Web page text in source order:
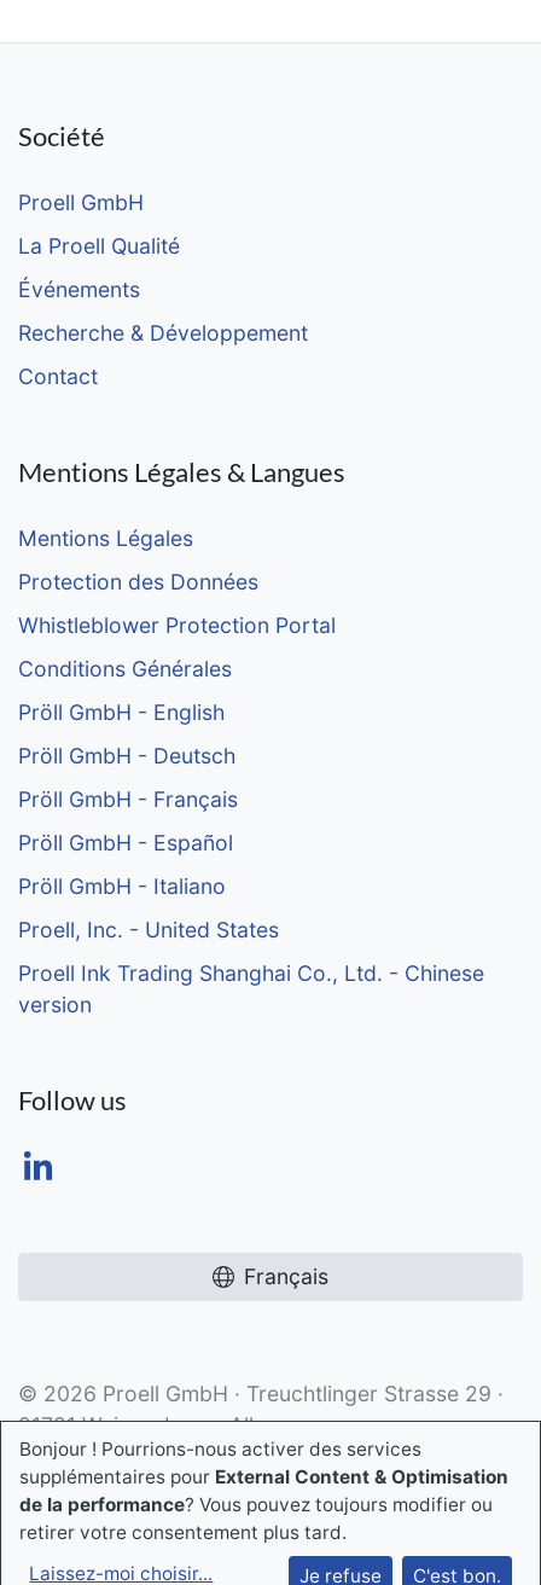
Société
Proell GmbH
La Proell Qualité
Événements
Recherche & Développement
Contact
Mentions Légales & Langues
Mentions Légales
Protection des Données
Whistleblower Protection Portal
Conditions Générales
Pröll GmbH - English
Pröll GmbH - Deutsch
Pröll GmbH - Français
Pröll GmbH - Español
Pröll GmbH - Italiano
Proell, Inc. - United States
Proell Ink Trading Shanghai Co., Ltd. - Chinese
version
Follow us
Français
© 2026 Proell GmbH · Treuchtlinger Strasse 29 ·
91781 Weissenburg · Allemagne
Bonjour ! Pourrions-nous activer des services
supplémentaires pour External Content & Optimisation
de la performance? Vous pouvez toujours modifier ou
retirer votre consentement plus tard.
Laissez-moi choisir... Je refuse C'est bon.